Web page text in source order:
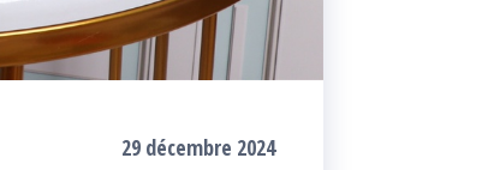
29 décembre 2024